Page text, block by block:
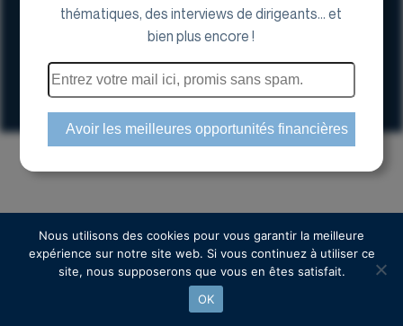
17 Avenue George V, 75008 Paris
Espace actionnaire
Copyright © 2024 Euroland Corporate
thématiques, des interviews de dirigeants... et
bien plus encore !
Nous utilisons des cookies pour vous garantir la meilleure
expérience sur notre site web. Si vous continuez à utiliser ce
site, nous supposerons que vous en êtes satisfait.
OK